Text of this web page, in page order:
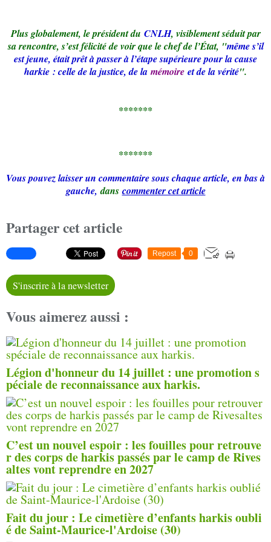
Plus globalement, le président du CNLH, visiblement séduit par
sa rencontre, s’est félicité de voir que le chef de l’État, "même s’il
est jeune, était prêt à passer à l’étape supérieure pour la cause
harkie : celle de la justice, de la mémoire et de la vérité".
*******
*******
Vous pouvez laisser un commentaire sous chaque article, en bas à
gauche,dans commenter cet article
Partager cet article
Repost 0
S'inscrire à la newsletter
Vous aimerez aussi :
Légion d'honneur du 14 juillet : une promotion s
péciale de reconnaissance aux harkis.
C’est un nouvel espoir : les fouilles pour retrouve
r des corps de harkis passés par le camp de Rives
altes vont reprendre en 2027
Fait du jour : Le cimetière d’enfants harkis oubli
é de Saint-Maurice-l'Ardoise (30)